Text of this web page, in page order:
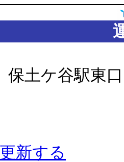
土ケ谷駅東
新する